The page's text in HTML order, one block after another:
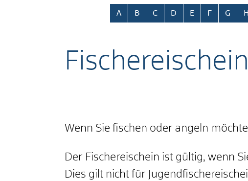
Alphabetisches Register überspringen
A B C D E F G H
Wenn Sie fischen oder angeln
Der Fischereischein ist gültig, wenn
Dies gilt nicht für